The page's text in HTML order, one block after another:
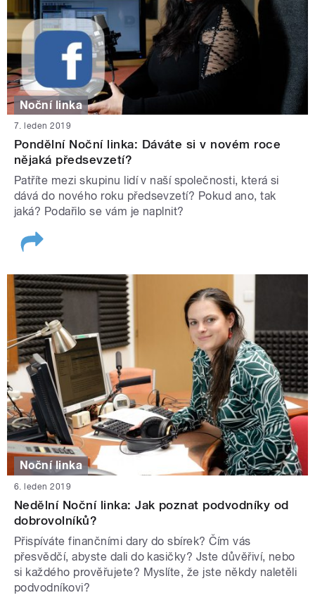
Noční linka
7. leden 2019
Pondělní Noční linka: Dáváte si v novém roce
nějaká předsevzetí?
Patříte mezi skupinu lidí v naší společnosti, která si
dává do nového roku předsevzetí? Pokud ano, tak
jaká? Podařilo se vám je naplnit?
Noční linka
6. leden 2019
Nedělní Noční linka: Jak poznat podvodníky od
dobrovolníků?
Přispíváte finančními dary do sbírek? Čím vás
přesvědčí, abyste dali do kasičky? Jste důvěřiví, nebo
si každého prověřujete? Myslíte, že jste někdy naletěli
podvodníkovi?